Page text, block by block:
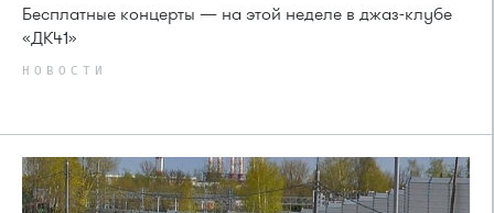
Бесплатные концерты — на этой неделе в джаз-клубе
«ДК41»
НОВОСТИ